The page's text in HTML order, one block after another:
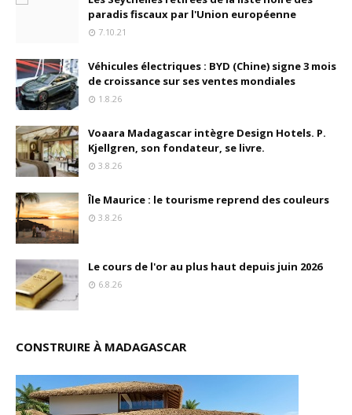
paradis fiscaux par l'Union européenne
7.10.21
Véhicules électriques : BYD (Chine) signe 3 mois
de croissance sur ses ventes mondiales
1.8.26
Voaara Madagascar intègre Design Hotels. P.
Kjellgren, son fondateur, se livre.
3.8.26
Île Maurice : le tourisme reprend des couleurs
3.8.26
Le cours de l'or au plus haut depuis juin 2026
6.8.26
CONSTRUIRE À MADAGASCAR